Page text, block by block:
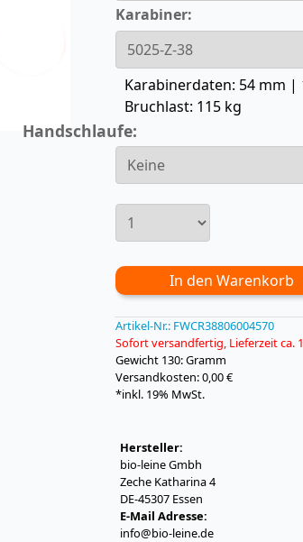
Karabiner:
Karabinerdaten: 54 mm |
Bruchlast: 115 kg
Handschlaufe:
In den Warenkorb
Artikel-Nr.: FWCR38806004570
Sofort versandfertig, Lieferzeit ca.
Gewicht 130: Gramm
Versandkosten: 0,00 €
*inkl. 19% MwSt.
Hersteller:
bio-leine Gmbh
Zeche Katharina 4
DE-45307 Essen
E-Mail Adresse:
info@bio-leine.de